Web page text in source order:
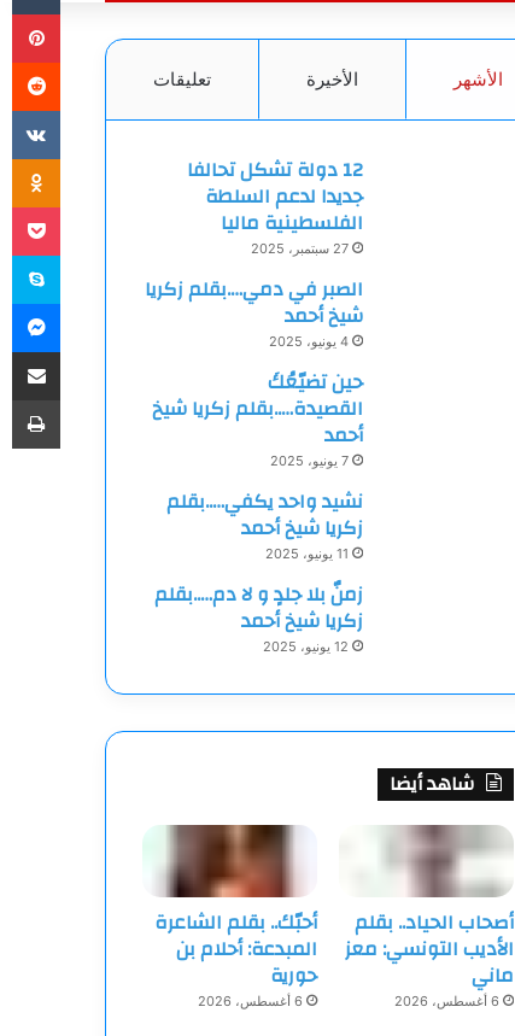
الأشهر الأخيرة تعليقات
12 دولة تشكل تحالفا
جديدا لدعم السلطة
الفلسطينية ماليا
27 سبتمبر، 2025
الصبر في دمي….بقلم زكريا
شيخ أحمد
4 يونيو، 2025
حين تضيّعُكَ
القصيدة…..بقلم زكريا شيخ
أحمد
7 يونيو، 2025
نشيد واحد يكفي…..بقلم
زكريا شيخ أحمد
11 يونيو، 2025
زمنٌ بلا جلدٍ و لا دم…..بقلم
زكريا شيخ أحمد
12 يونيو، 2025
شاهد أيضا
أصحاب الحياد.. بقلم
الأديب التونسي: معز
ماني
6 أغسطس، 2026
أحبّك.. بقلم الشاعرة
المبدعة: أحلام بن
حورية
6 أغسطس، 2026